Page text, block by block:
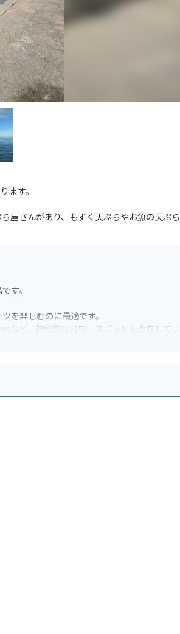
ます。
屋さんがあり、もずく天ぷらやお魚の天ぷ
す。
を楽しむのに最適です。
など、神秘的なパワースポットも点在して